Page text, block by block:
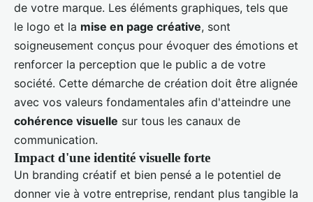
de votre marque. Les éléments graphiques, tels que
le logo et la mise en page créative, sont
soigneusement conçus pour évoquer des émotions et
renforcer la perception que le public a de votre
société. Cette démarche de création doit être alignée
avec vos valeurs fondamentales afin d'atteindre une
cohérence visuelle sur tous les canaux de
communication.
Impact d'une identité visuelle forte
Un branding créatif et bien pensé a le potentiel de
donner vie à votre entreprise, rendant plus tangible la